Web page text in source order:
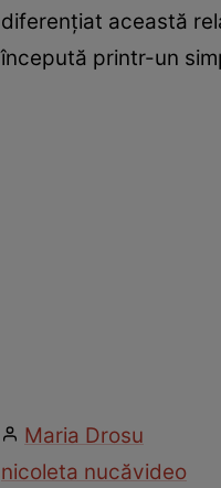
diferențiat această
începută printr-un
Maria Drosu
nicoleta nucăvideo